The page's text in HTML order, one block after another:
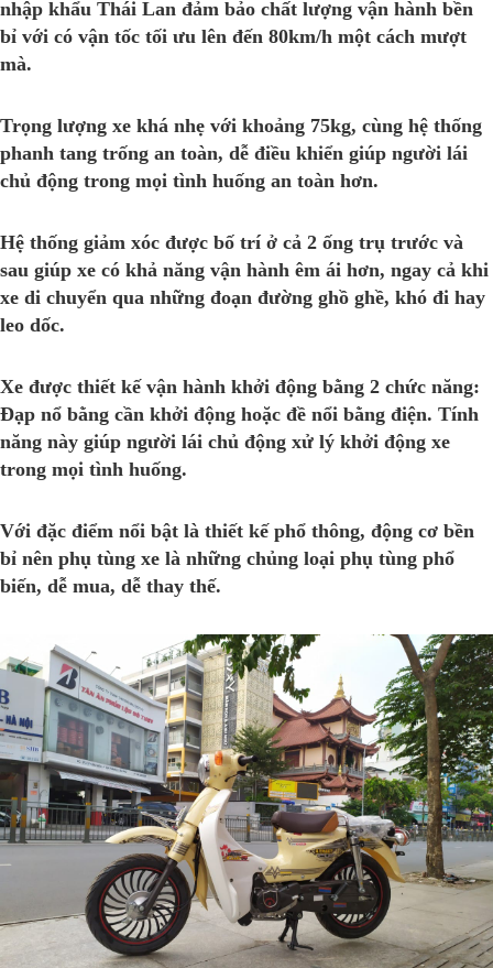
nhập khẩu Thái Lan đảm bảo chất lượng vận hành bền
bỉ với có vận tốc tối ưu lên đến 80km/h một cách mượt
mà.
Trọng lượng xe khá nhẹ với khoảng 75kg, cùng hệ thống
phanh tang trống an toàn, dễ điều khiển giúp người lái
chủ động trong mọi tình huống an toàn hơn.
Hệ thống giảm xóc được bố trí ở cả 2 ống trụ trước và
sau giúp xe có khả năng vận hành êm ái hơn, ngay cả khi
xe di chuyển qua những đoạn đường ghồ ghề, khó đi hay
leo dốc.
Xe được thiết kế vận hành khởi động bằng 2 chức năng:
Đạp nổ bằng cần khởi động hoặc đề nổi bằng điện. Tính
năng này giúp người lái chủ động xử lý khởi động xe
trong mọi tình huống.
Với đặc điểm nổi bật là thiết kế phổ thông, động cơ bền
bỉ nên phụ tùng xe là những chủng loại phụ tùng phổ
biến, dễ mua, dễ thay thế.